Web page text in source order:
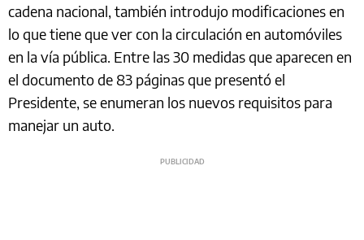
cadena nacional, también introdujo modificaciones en
lo que tiene que ver con la circulación en automóviles
en la vía pública. Entre las 30 medidas que aparecen en
el documento de 83 páginas que presentó el
Presidente, se enumeran los nuevos requisitos para
manejar un auto.